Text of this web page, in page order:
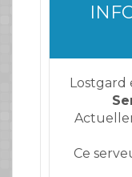
Lostgard
Ce